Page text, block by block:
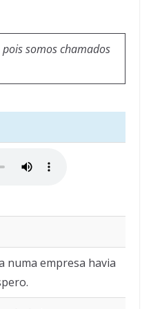
somos chamados
numa empresa havia